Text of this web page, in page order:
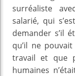
surréaliste
salarié, qui
demander s’il
qu’il ne
travail et que
humaines